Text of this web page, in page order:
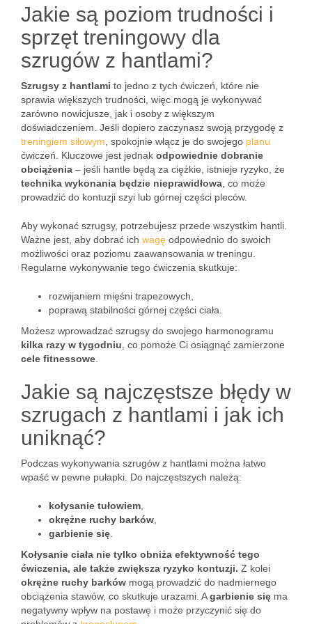
Jakie są poziom trudności i
sprzęt treningowy dla
szrugów z hantlami?
Szrugsy z hantlami to jedno z tych ćwiczeń, które nie
sprawia większych trudności, więc mogą je wykonywać
zarówno nowicjusze, jak i osoby z większym
doświadczeniem. Jeśli dopiero zaczynasz swoją przygodę z
treningiem siłowym , spokojnie włącz je do swojego planu
ćwiczeń. Kluczowe jest jednak odpowiednie dobranie
obciążenia – jeśli hantle będą za ciężkie, istnieje ryzyko, że
technika wykonania będzie nieprawidłowa , co może
prowadzić do kontuzji szyi lub górnej części pleców.
Aby wykonać szrugsy, potrzebujesz przede wszystkim hantli.
Ważne jest, aby dobrać ich wagę odpowiednio do swoich
możliwości oraz poziomu zaawansowania w treningu.
Regularne wykonywanie tego ćwiczenia skutkuje:
rozwijaniem mięśni trapezowych,
poprawą stabilności górnej części ciała.
Możesz wprowadzać szrugsy do swojego harmonogramu
kilka razy w tygodniu , co pomoże Ci osiągnąć zamierzone
cele fitnessowe
Jakie są najczęstsze błędy w
szrugach z hantlami i jak ich
uniknąć?
Podczas wykonywania szrugów z hantlami można łatwo
wpaść w pewne pułapki. Do najczęstszych należą:
kołysanie tułowiem
okrężne ruchy barków
garbienie się
Kołysanie ciała nie tylko obniża efektywność tego
ćwiczenia, ale także zwiększa ryzyko kontuzji. Z kolei
okrężne ruchy barków mogą prowadzić do nadmiernego
obciążenia stawów, co skutkuje urazami. Agarbienie się ma
negatywny wpływ na postawę i może przyczynić się do